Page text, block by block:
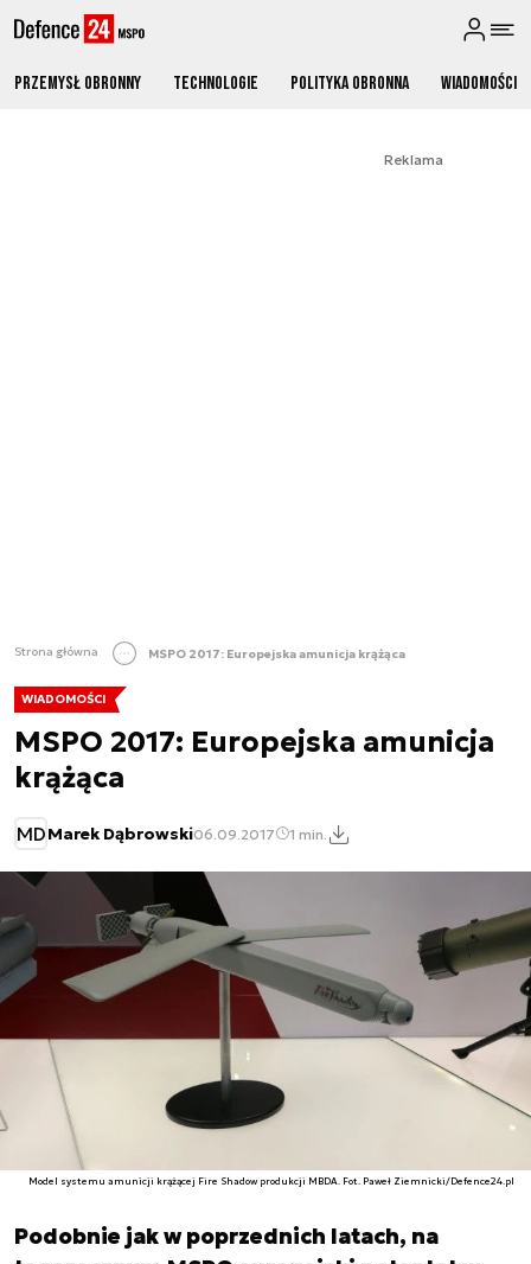
Przemysł obronny Technologie Polityka obronna Wiadomości
Reklama
Strona główna MSPO 2017: Europejska amunicja krążąca
WIADOMOŚCI
MSPO 2017: Europejska amunicja
krążąca
MDMarek Dąbrowski06.09.2017 1 min.
Model systemu amunicji krążącej Fire Shadow produkcji MBDA. Fot. Paweł Ziemnicki/Defence24.pl
Podobnie jak w poprzednich latach, na